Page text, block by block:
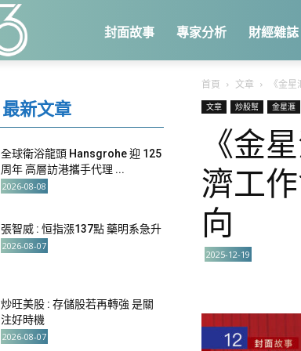
封面故事 專家分析 財經雜誌
首頁 文章 《金
文章 炒股幫 金星滙
《金
濟工
向
2025-12-19
最新文章
全球衛浴龍頭 Hansgrohe 迎 125
周年 高層訪港攜手代理 ...
2026-08-08
張智威 : 恒指漲137點 藥明系急升
2026-08-07
炒旺美股 : 存儲股若再轉強 是關
注好時機
2026-08-07